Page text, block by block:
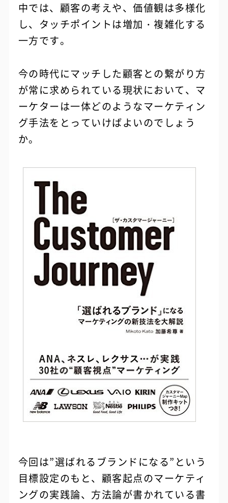
中では、顧客の考えや、価値観は多様化
し、タッチポイントは増加・複雑化する
一方です。
今の時代にマッチした顧客との繋がり方
が常に求められている現状において、マ
ーケターは一体どのようなマーケティン
グ手法をとっていけばよいのでしょう
か。
今回は”選ばれるブランドになる”という
目標設定のもと、顧客起点のマーケティ
ングの実践論、方法論が書かれている書